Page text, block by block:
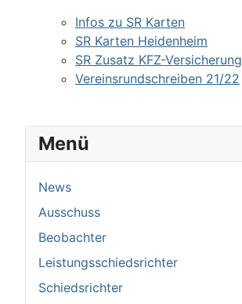
Infos zu SR Karten
SR Karten Heidenheim
SR Zusatz KFZ-Versicherung
Vereinsrundschreiben 21/22
Menü
News
Ausschuss
Beobachter
Leistungsschiedsrichter
Schiedsrichter